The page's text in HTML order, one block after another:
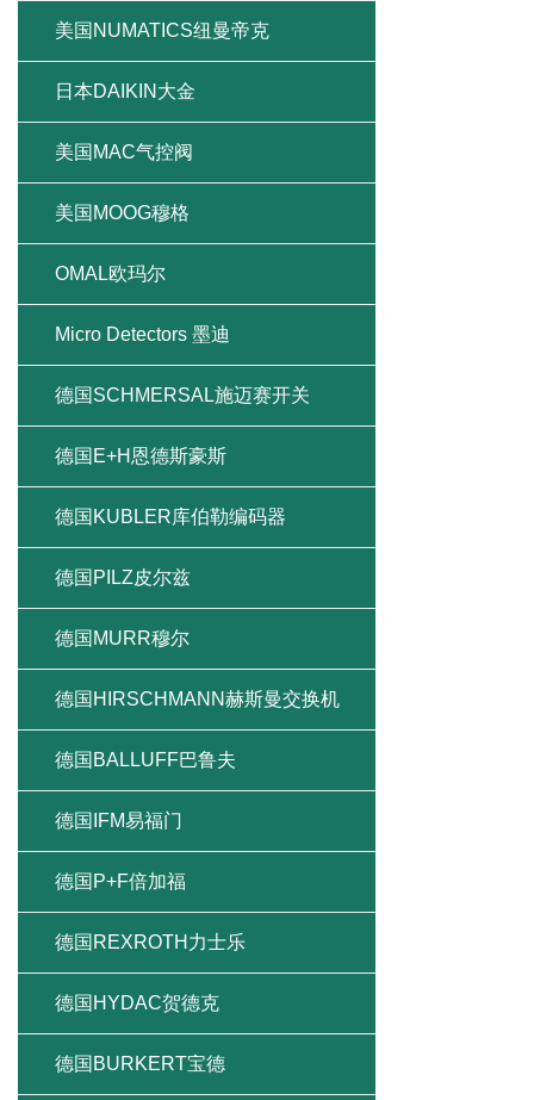
美国NUMATICS纽曼帝克
日本DAIKIN大金
美国MAC气控阀
美国MOOG穆格
OMAL欧玛尔
Micro Detectors 墨迪
德国SCHMERSAL施迈赛开关
德国E+H恩德斯豪斯
德国KUBLER库伯勒编码器
德国PILZ皮尔兹
德国MURR穆尔
德国HIRSCHMANN赫斯曼交换机
德国BALLUFF巴鲁夫
德国IFM易福门
德国P+F倍加福
德国REXROTH力士乐
德国HYDAC贺德克
德国BURKERT宝德